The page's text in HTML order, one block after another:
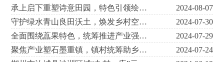
承上启下重塑诗意田园，特色引领绘梦和美乡村——湘潭县射埠镇国土空间规划（2021-2035年）
2024-08-07
守护绿水青山良田沃土，焕发乡村空间新魅力 ——株洲市攸县黄丰桥镇国土空间规划（2021-2035年）
2024-07-30
全面围绕藠果特色，统筹推进产业强镇 ——津市市白衣镇国土空间规划（2021-2035年）
2024-07-29
聚焦产业塑石墨重镇，镇村统筹助乡村振兴 ——郴州市北湖区鲁塘镇国土空间规划（2021-2035年）
2024-07-24